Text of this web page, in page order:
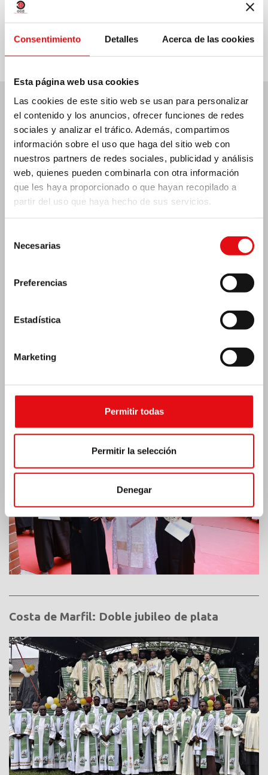
Consentimiento Detalles Acerca de las cookies
Esta página web usa cookies
Las cookies de este sitio web se usan para personalizar
el contenido y los anuncios, ofrecer funciones de redes
sociales y analizar el tráfico. Además, compartimos
información sobre el uso que haga del sitio web con
nuestros partners de redes sociales, publicidad y análisis
web, quienes pueden combinarla con otra información
que les haya proporcionado o que hayan recopilado a
partir del uso que haya hecho de sus servicios.
Necesarias
Preferencias
Estadística
Marketing
Permitir todas
Permitir la selección
Denegar
Compartir en:
Últimas noticias:
MÉXICO: ASAMBLEA PLENARIA OCD
India: Bendición e inauguración del «Lumen
Costa de Marfil: Doble jubileo de plata